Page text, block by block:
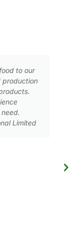
the important role of
I wish that I could
need.
and Safety